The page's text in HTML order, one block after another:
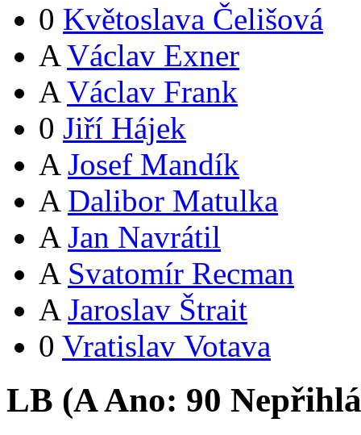
0 Květoslava Čelišová
A Václav Exner
A Václav Frank
0 Jiří Hájek
A Josef Mandík
A Dalibor Matulka
A Jan Navrátil
A Svatomír Recman
A Jaroslav Štrait
0 Vratislav Votava
LB (AAno: 90